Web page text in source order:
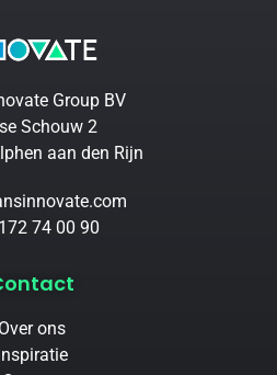
Group BV
Schouw 2
aan den Rijn
74 00 90
Over ons